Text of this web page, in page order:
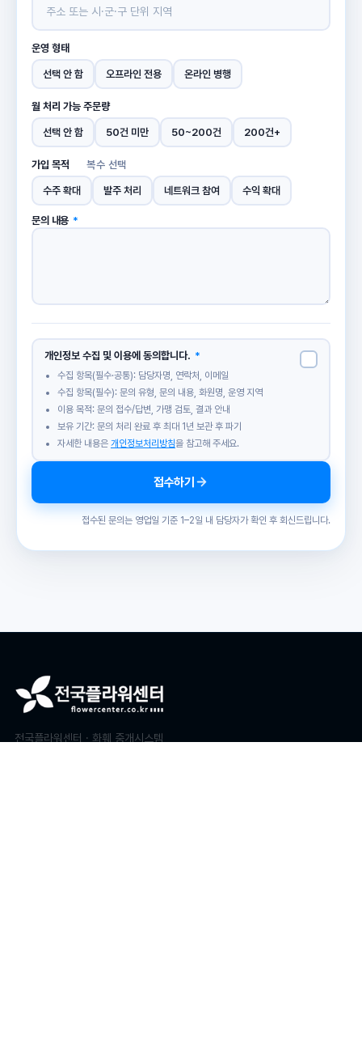
운영 형태
선택 안 함 오프라인 전용 온라인 병행
월 처리 가능 주문량
선택 안 함 50건 미만 50~200건 200건+
가입 목적 복수 선택
수주 확대 발주 처리 네트워크 참여 수익 확대
문의 내용 *
개인정보 수집 및 이용에 동의합니다. *
수집 항목(필수·공통): 담당자명, 연락처, 이메일
수집 항목(필수): 문의 유형, 문의 내용, 화원명, 운영 지역
이용 목적: 문의 접수/답변, 가맹 검토, 결과 안내
보유 기간: 문의 처리 완료 후 최대 1년 보관 후 파기
자세한 내용은 개인정보처리방침을 참고해 주세요.
접수하기
접수된 문의는 영업일 기준 1–2일 내 담당자가 확인 후 회신드립니다.
전국플라워센터 · 화훼 중개시스템